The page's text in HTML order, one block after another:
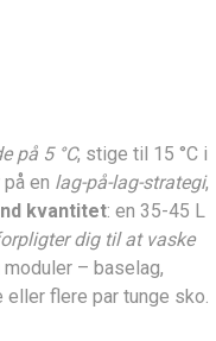
på 5 °C, stige til 15 °C i
en lag-på-lag-strategi,
kvantitet: en 35-45 L
dig til at vaske
– baselag,
flere par tunge sko.